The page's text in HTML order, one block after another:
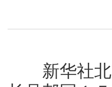
新华社北